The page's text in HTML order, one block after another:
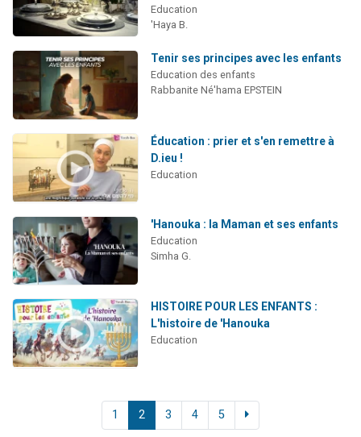
Education
'Haya B.
Tenir ses principes avec les enfants
Education des enfants
Rabbanite Né'hama EPSTEIN
Éducation : prier et s'en remettre à
D.ieu !
Education
'Hanouka : la Maman et ses enfants
Education
Simha G.
HISTOIRE POUR LES ENFANTS :
L'histoire de 'Hanouka
Education
1 2 3 4 5